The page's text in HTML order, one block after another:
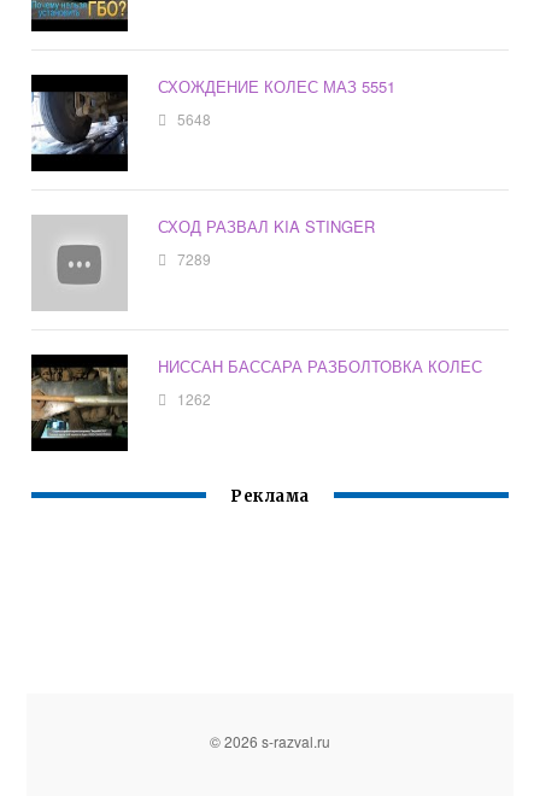
СХОЖДЕНИЕ КОЛЕС МАЗ 5551
5648
СХОД РАЗВАЛ KIA STINGER
7289
НИССАН БАССАРА РАЗБОЛТОВКА КОЛЕС
1262
Реклама
© 2026 s-razval.ru